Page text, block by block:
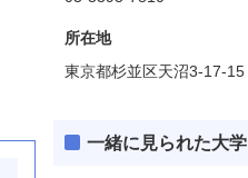
所在地
東京都杉並区天沼3-17-15
一緒に見られた大学